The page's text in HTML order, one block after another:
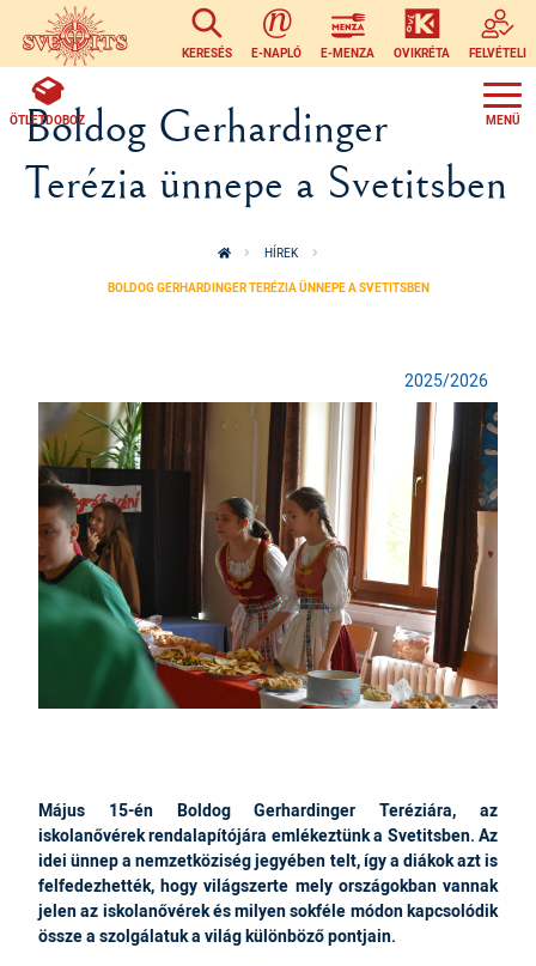
Ugrás a tartalomra
KERESÉS E-NAPLÓ E-MENZA OVIKRÉTA FELVÉTELI
ÖTLETDOBOZ
Boldog Gerhardinger
Terézia ünnepe a Svetitsben
HÍREK
BOLDOG GERHARDINGER TERÉZIA ÜNNEPE A SVETITSBEN
2025/2026
Május 15-én Boldog Gerhardinger Teréziára, az
iskolanővérek rendalapítójára emlékeztünk a Svetitsben. Az
idei ünnep a nemzetköziség jegyében telt, így a diákok azt is
felfedezhették, hogy világszerte mely országokban vannak
jelen az iskolanővérek és milyen sokféle módon kapcsolódik
össze a szolgálatuk a világ különböző pontjain.